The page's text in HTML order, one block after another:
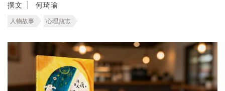
撰文 何琦瑜
人物故事 心理励志